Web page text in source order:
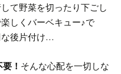
て野菜を切ったり下ごし
しくバーベキュー♪で
な後片付け…
！ そんな心配を一切しな